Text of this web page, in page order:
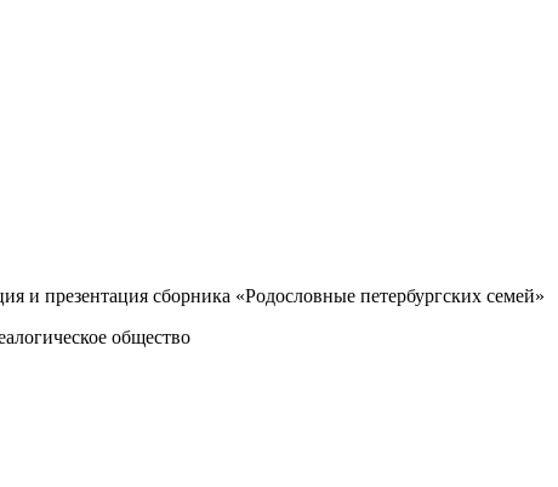
и презентация сборника «Родословные петербургских семей»
общество